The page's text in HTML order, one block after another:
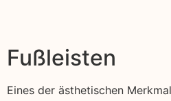
Fußleisten
Eines der ästhetischen